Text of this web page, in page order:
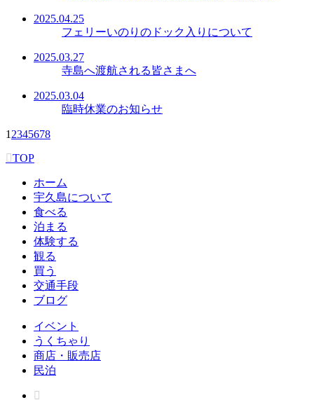
2025.04.25
フェリーいのりのドック入りについて
2025.03.27
寺島へ渡航される皆さまへ
2025.03.04
臨時休業のお知らせ
1 2345678
TOP
ホーム
宇久島について
食べる
泊まる
体験する
観る
買う
交通手段
ブログ
イベント
うくちゃり
商店・販売店
民泊